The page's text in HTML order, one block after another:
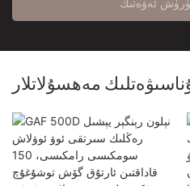
ئەۋەتىڭ
مەھسۇلاتلار